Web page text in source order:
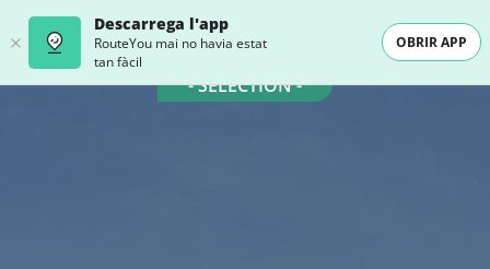
Descarrega l'app
RouteYou mai no havia estat
tan fàcil
OBRIR APP
- SELECTION -